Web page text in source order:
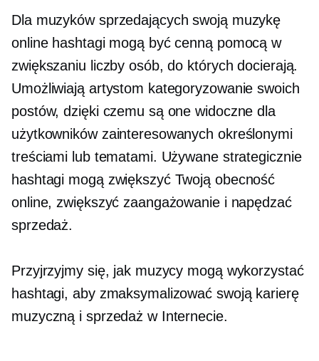
Dla muzyków sprzedających swoją muzykę
online hashtagi mogą być cenną pomocą w
zwiększaniu liczby osób, do których docierają.
Umożliwiają artystom kategoryzowanie swoich
postów, dzięki czemu są one widoczne dla
użytkowników zainteresowanych określonymi
treściami lub tematami. Używane strategicznie
hashtagi mogą zwiększyć Twoją obecność
online, zwiększyć zaangażowanie i napędzać
sprzedaż.
Przyjrzyjmy się, jak muzycy mogą wykorzystać
hashtagi, aby zmaksymalizować swoją karierę
muzyczną i sprzedaż w Internecie.